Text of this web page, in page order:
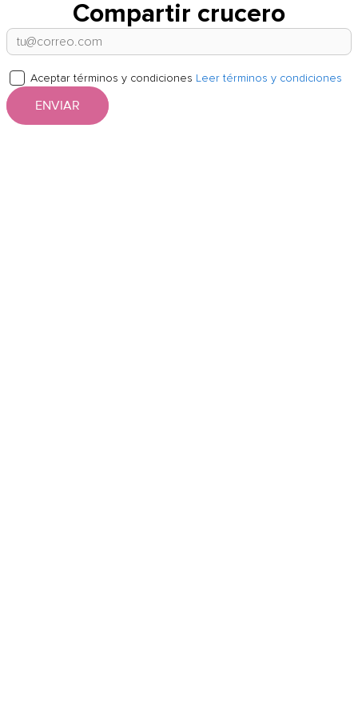
Compartir crucero
Aceptar términos y condiciones Leer términos y condiciones
ENVIAR